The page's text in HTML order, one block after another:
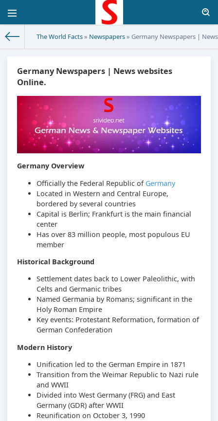
The World Facts» Newspapers» Germany Newspapers |
Germany Newspapers | News websites
Online.
Germany Overview
Officially the Federal Republic of Germany
Located in Western and Central Europe,
bordered by several countries
Capital is Berlin; Frankfurt is the main financial
center
Has over 83 million people, most populous EU
member
Historical Background
Settlement dates back to Lower Paleolithic, with
Celts and Germanic tribes
Named Germania by Romans; significant in the
Holy Roman Empire
Key events: Protestant Reformation, formation of
German Confederation
Modern History
Unification led to the German Empire in 1871
Transition from the Weimar Republic to Nazi rule
and WWII
Divided into West Germany (FRG) and East
Germany (GDR) after WWII
Reunification on October 3, 1990